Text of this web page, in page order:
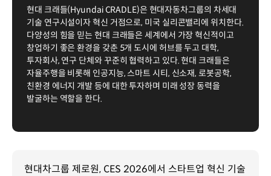
현대 크래들(Hyundai CRADLE)은 현대자동차그룹의 차세대
기술 연구시설이자 혁신 거점으로, 미국 실리콘밸리에 위치한다.
다양성의 힘을 믿는 현대 크래들은 세계에서 가장 혁신적이고
창업하기 좋은 환경을 갖춘 5개 도시에 허브를 두고 대학,
투자회사, 연구 단체와 꾸준히 협력하고 있다. 현대 크래들은
자율주행을 비롯해 인공지능, 스마트 시티, 신소재, 로봇공학,
친환경 에너지 개발 등에 대한 투자하며 미래 성장 동력을
발굴하는 역할을 한다.
현대차그룹 제로원, CES 2026에서 스타트업 혁신 기술